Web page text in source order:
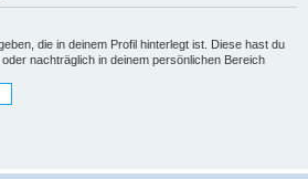
die in deinem Profil hinterlegt ist. Diese hast du
nachträglich in deinem persönlichen Bereich